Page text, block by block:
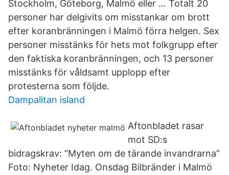
Stockholm, Göteborg, Malmö eller … Totalt 20
personer har delgivits om misstankar om brott
efter koranbränningen i Malmö förra helgen. Sex
personer misstänks för hets mot folkgrupp efter
den faktiska koranbränningen, och 13 personer
misstänks för våldsamt upplopp efter
protesterna som följde.
Dampalitan island
Aftonbladet rasar
mot SD:s
bidragskrav: ”Myten om de tärande invandrarna”
Foto: Nyheter Idag. Onsdag Bilbränder i Malmö